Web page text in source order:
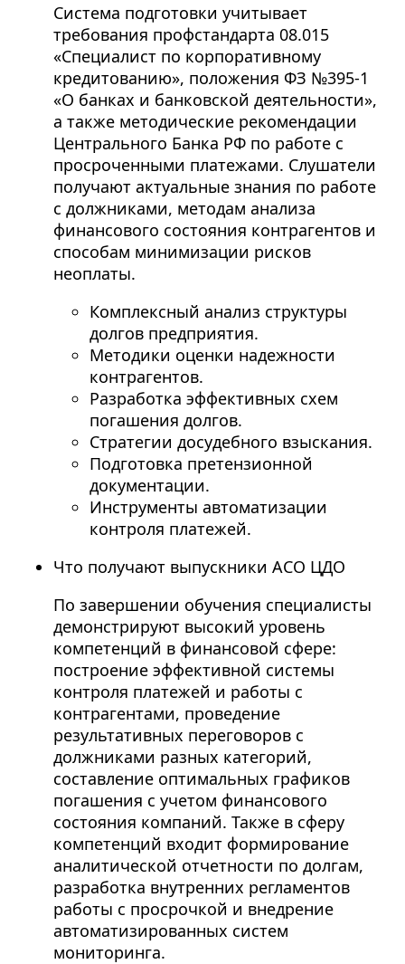
Система подготовки учитывает
требования профстандарта 08.015
«Специалист по корпоративному
кредитованию», положения ФЗ №395-1
«О банках и банковской деятельности»,
а также методические рекомендации
Центрального Банка РФ по работе с
просроченными платежами. Слушатели
получают актуальные знания по работе
с должниками, методам анализа
финансового состояния контрагентов и
способам минимизации рисков
неоплаты.
Комплексный анализ структуры
долгов предприятия.
Методики оценки надежности
контрагентов.
Разработка эффективных схем
погашения долгов.
Стратегии досудебного взыскания.
Подготовка претензионной
документации.
Инструменты автоматизации
контроля платежей.
Что получают выпускники АСО ЦДО
По завершении обучения специалисты
демонстрируют высокий уровень
компетенций в финансовой сфере:
построение эффективной системы
контроля платежей и работы с
контрагентами, проведение
результативных переговоров с
должниками разных категорий,
составление оптимальных графиков
погашения с учетом финансового
состояния компаний. Также в сферу
компетенций входит формирование
аналитической отчетности по долгам,
разработка внутренних регламентов
работы с просрочкой и внедрение
автоматизированных систем
мониторинга.